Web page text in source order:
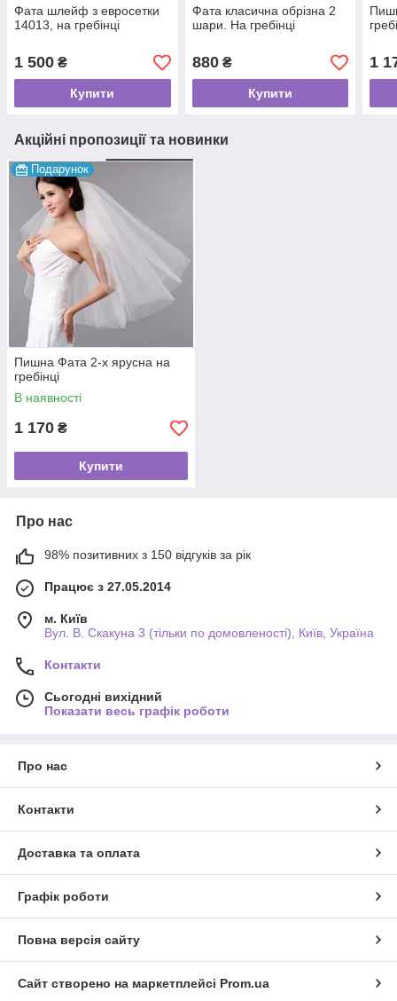
Фата шлейф з евросетки
14013, на гребінці
1 500 ₴
Купити
Фата класична обрізна 2
шари. На гребінці
880₴
Купити
1
Акційні пропозиції та новинки
Подарунок
Пишна Фата 2-х ярусна на
гребінці
В наявності
1 170 ₴
Купити
Про нас
98% позитивних з 150 відгуків за рік
Працює з 27.05.2014
м. Київ
Вул. В. Скакуна 3 (тільки по домовленості), Київ, Україна
Контакти
Сьогодні вихідний
Показати весь графік роботи
Про нас
Контакти
Доставка та оплата
Графік роботи
Повна версія сайту
Сайт створено на маркетплейсі Prom.ua